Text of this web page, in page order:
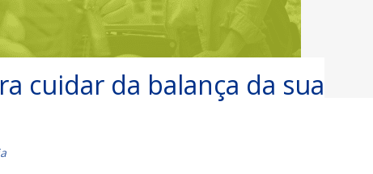
cuidar da balança da sua